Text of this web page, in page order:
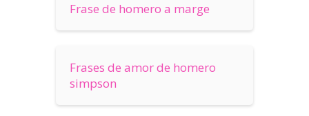
Frase de homero a marge
Frases de amor de homero
simpson